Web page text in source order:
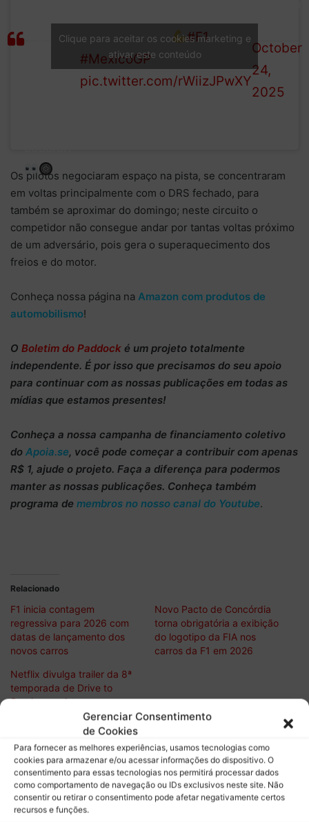
Gerenciar Consentimento
de Cookies
Para fornecer as melhores experiências, usamos tecnologias como
cookies para armazenar e/ou acessar informações do dispositivo. O
consentimento para essas tecnologias nos permitirá processar dados
como comportamento de navegação ou IDs exclusivos neste site. Não
consentir ou retirar o consentimento pode afetar negativamente certos
recursos e funções.
majority this weekend?
#F1
#MexicoGP
pic.twitter.com/rWiizJPwXY
1 (@F1)
October
24,
2025
Clique para aceitar os cookies marketing e
ativar este conteúdo
Os pilotos negociaram espaço na pista, se concentraram
em voltas principalmente com o DRS fechado, para
também se aproximar do domingo; neste circuito o
competidor não consegue andar por tantas voltas próximo
de um adversário, pois gera o superaquecimento dos
freios e do motor.
Conheça nossa página na Amazon com produtos de
automobilismo!
O Boletim do Paddock é um projeto totalmente
independente. É por isso que precisamos do seu apoio
para continuar com as nossas publicações em todas as
mídias que estamos presentes!
Conheça a nossa campanha de financiamento coletivo
do Apoia.se, você pode começar a contribuir com apenas
R$ 1, ajude o projeto. Faça a diferença para podermos
manter as nossas publicações. Conheça também
programa de membros no nosso canal do Youtube.
Relacionado
F1 inicia contagem
regressiva para 2026 com
datas de lançamento dos
novos carros
Novo Pacto de Concórdia
torna obrigatória a exibição
do logotipo da FIA nos
carros da F1 em 2026
Netflix divulga trailer da 8ª
temporada de Drive to
Survive; assista agora
Descubra mais sobre Boletim do
Paddock
Assine para receber nossas notícias mais recentes por e-